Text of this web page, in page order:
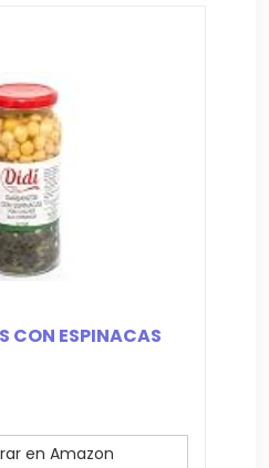
CON ESPINACAS
en Amazon